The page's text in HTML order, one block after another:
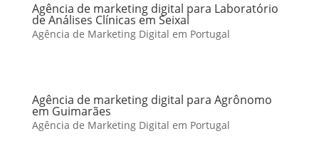
Agência de marketing digital para Laboratório
de Análises Clínicas em Seixal
Agência de Marketing Digital em Portugal
Agência de marketing digital para Agrônomo
em Guimarães
Agência de Marketing Digital em Portugal